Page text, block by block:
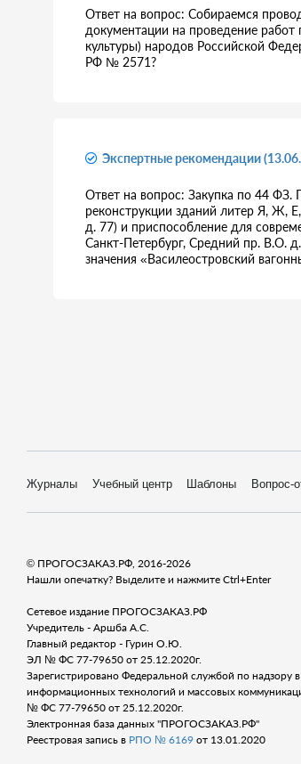
Ответ на вопрос: Собираемся
документации на проведение работ
культуры) народов Российской
РФ № 2571?
Экспертные рекомендации
Ответ на вопрос: Закупка по 44 ФЗ.
реконструкции зданий литер Я, Ж,
д. 77) и приспособление для
Санкт-Петербург, Средний пр. В.О.
значения «Василеостровский
Журналы Учебный центр Шаблоны Вопрос-
© ПРОГОСЗАКАЗ.РФ, 2016-2026
Нашли опечатку? Выделите и нажмите Ctrl+Enter
Сетевое издание ПРОГОСЗАКАЗ.РФ
Учредитель - Аршба А.С.
Главный редактор - Гурин О.Ю.
ЭЛ № ФС 77-79650 от 25.12.2020г.
Зарегистрировано Федеральной службой по надзору в
информационных технологий и массовых
№ ФС 77-79650 от 25.12.2020г.
Электронная база данных "ПРОГОСЗАКАЗ.РФ"
Реестровая запись в РПО № 6169 от 13.01.2020